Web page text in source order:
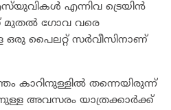
എന്നിവ ട്രെയിൻ
മുതൽ ഗോവ വരെ
പൈലറ്റ് സർവീസിനാണ്
കാറിനുള്ളിൽ തന്നെയിരുന്ന്
അവസരം യാത്രക്കാർക്ക്